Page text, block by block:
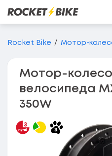
Перейти до основного
Rocket Bike Мотор-
Мотор-
велосипеда
350W